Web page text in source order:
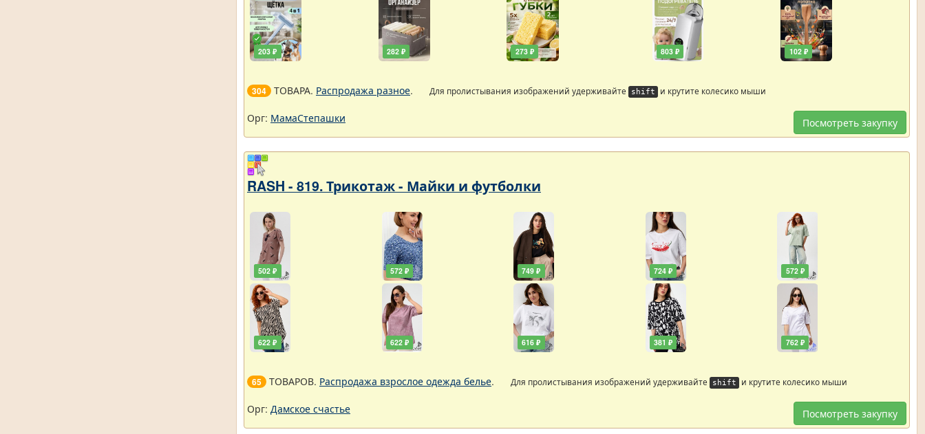
203 ₽ 282 ₽ 273 ₽ 803 ₽ 102 ₽
304 ТОВАРА. Распродажа разное. Для пролистывания изображений удерживайте shift и крутите колесико мыши
Посмотреть закупку
Орг: МамаСтепашки
RASH - 819. Трикотаж - Майки и футболки
502 ₽
622 ₽
572 ₽
622 ₽
749 ₽
616 ₽
724 ₽
381 ₽
572 ₽
762 ₽
65 ТОВАРОВ. Распродажа взрослое одежда белье. Для пролистывания изображений удерживайте shift и крутите колесико мыши
Посмотреть закупку
Орг: Дамское счастье